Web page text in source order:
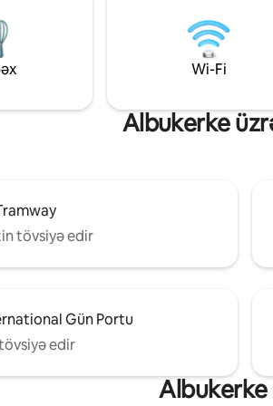
Wi-Fi
Albukerke
tövsiyə edir
Gün Portu
edir